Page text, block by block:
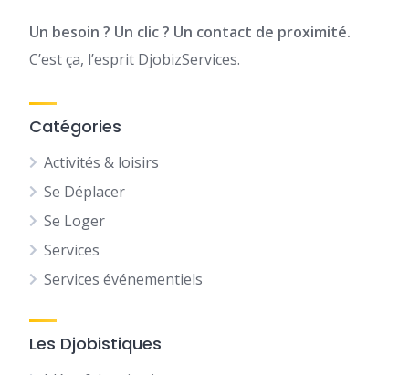
Un besoin ? Un clic ? Un contact de proximité.
C’est ça, l’esprit DjobizServices.
Catégories
Activités & loisirs
Se Déplacer
Se Loger
Services
Services événementiels
Les Djobistiques